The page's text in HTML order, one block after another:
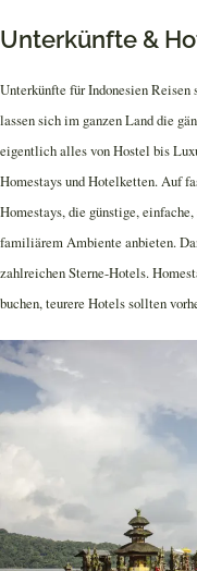
Unterkünfte &
Unterkünfte für Indonesien
lassen sich im ganzen Land die
eigentlich alles von Hostel bis
Homestays und Hotelketten. Auf
Homestays, die günstige,
familiärem Ambiente anbieten.
zahlreichen Sterne-Hotels.
buchen, teurere Hotels sollten